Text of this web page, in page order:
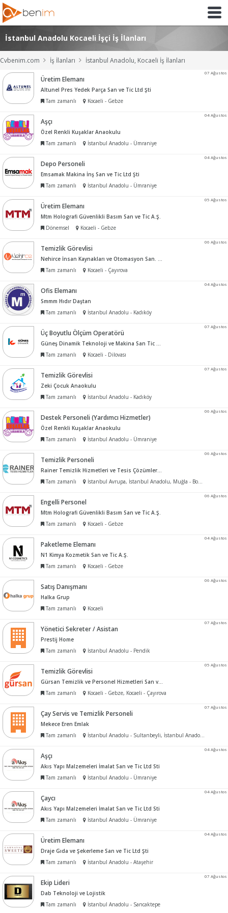
İstanbul Anadolu Kocaeli İşçi İş İlanları
Cvbenim.com İş İlanları İstanbul Anadolu, Kocaeli İş İlanları
07 Ağustos
Üretim Elemanı
Altunel Pres Yedek Parça San ve Tic Ltd Şti
Tam zamanlı
Kocaeli - Gebze
04 Ağustos
Aşçı
Özel Renkli Kuşaklar Anaokulu
Tam zamanlı
İstanbul Anadolu - Ümraniye
04 Ağustos
Depo Personeli
Emsamak Makina İnş San ve Tic Ltd Şti
Tam zamanlı
İstanbul Anadolu - Ümraniye
05 Ağustos
Üretim Elemanı
Mtm Holografi Güvenlikli Basım San ve Tic A.Ş.
Dönemsel
Kocaeli - Gebze
06 Ağustos
Temizlik Görevlisi
Nehirce İnsan Kaynakları ve Otomasyon San. Tic. Ltd. Şti.
Tam zamanlı
Kocaeli - Çayırova
04 Ağustos
Ofis Elemanı
Smmm Hıdır Daştan
Tam zamanlı
İstanbul Anadolu - Kadıköy
07 Ağustos
Üç Boyutlu Ölçüm Operatörü
Güneş Dinamik Teknoloji ve Makina San Tic Ltd Şti
Tam zamanlı
Kocaeli - Dilovası
07 Ağustos
Temizlik Görevlisi
Zeki Çocuk Anaokulu
Tam zamanlı
İstanbul Anadolu - Kadıköy
06 Ağustos
Destek Personeli (Yardımcı Hizmetler)
Özel Renkli Kuşaklar Anaokulu
Tam zamanlı
İstanbul Anadolu - Ümraniye
06 Ağustos
Temizlik Personeli
Rainer Temizlik Hizmetleri ve Tesis Çözümleri Ltd Şti
Tam zamanlı
İstanbul Avrupa, İstanbul Anadolu, Muğla - Bodrum
06 Ağustos
Engelli Personel
Mtm Holografi Güvenlikli Basım San ve Tic A.Ş.
Tam zamanlı
Kocaeli - Gebze
04 Ağustos
Paketleme Elemanı
N1 Kimya Kozmetik San ve Tic A.Ş.
Tam zamanlı
Kocaeli - Gebze
06 Ağustos
Satış Danışmanı
Halka Grup
Tam zamanlı
Kocaeli
07 Ağustos
Yönetici Sekreter / Asistan
Prestij Home
Tam zamanlı
İstanbul Anadolu - Pendik
05 Ağustos
Temizlik Görevlisi
Gürsan Temizlik ve Personel Hizmetleri San ve Tic A.ş
Tam zamanlı
Kocaeli - Gebze, Kocaeli - Çayırova
07 Ağustos
Çay Servis ve Temizlik Personeli
Mekece Eren Emlak
Tam zamanlı
İstanbul Anadolu - Sultanbeyli, İstanbul Anadolu - Sancaktepe, İstanbul Anadolu - Pendik
04 Ağustos
Aşçı
Akıs Yapı Malzemeleri İmalat San ve Tic Ltd Sti
Tam zamanlı
İstanbul Anadolu - Ümraniye
04 Ağustos
Çaycı
Akıs Yapı Malzemeleri İmalat San ve Tic Ltd Sti
Tam zamanlı
İstanbul Anadolu - Ümraniye
04 Ağustos
Üretim Elemanı
Draje Gıda ve Şekerleme San ve Tic Ltd Şti
Tam zamanlı
İstanbul Anadolu - Ataşehir
07 Ağustos
Ekip Lideri
Dab Teknoloji ve Lojistik
Tam zamanlı
İstanbul Anadolu - Sancaktepe